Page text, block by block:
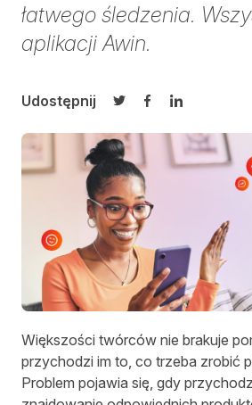
łatwego śledzenia.
aplikacji Awin.
Udostępnij
Udostępnij na
Udostępnij na
Udostępnij
Większości twórców nie brakuje
przychodzi im to, co trzeba zrobić
Problem pojawia się, gdy